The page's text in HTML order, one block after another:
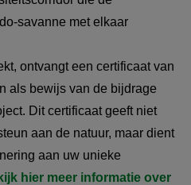
savanne met elkaar
ontvangt een certificaat van
als bewijs van de bijdrage
Dit certificaat geeft niet
aan de natuur, maar dient
aan uw unieke
hier meer informatie over